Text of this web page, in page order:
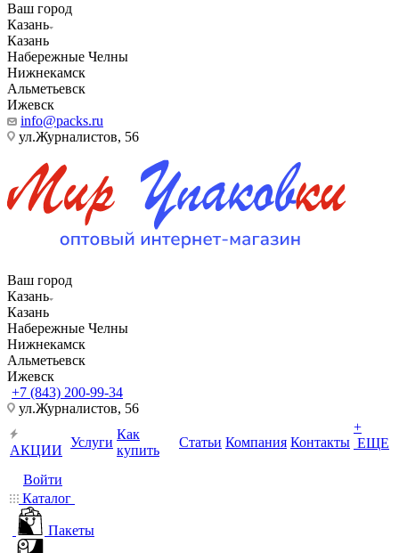
Ваш город
Казань
Казань
Набережные Челны
Нижнекамск
Альметьевск
Ижевск
info@packs.ru
ул.Журналистов, 56
Ваш город
Казань
Казань
Набережные Челны
Нижнекамск
Альметьевск
Ижевск
+7 (843) 200-99-34
ул.Журналистов, 56
АКЦИИ
Услуги
Как
купить
Статьи Компания Контакты
+
ЕЩЕ
Войти
Каталог
Пакеты